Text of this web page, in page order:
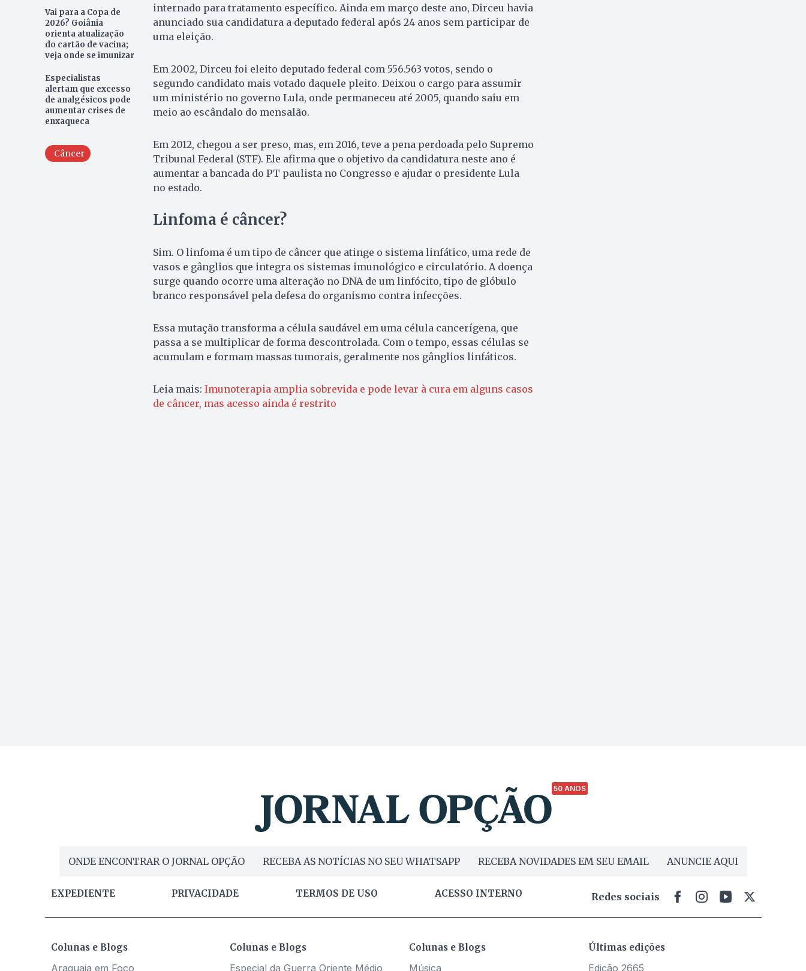
Vai para a Copa de
2026? Goiânia
orienta atualização
do cartão de vacina;
veja onde se imunizar
Especialistas
alertam que excesso
de analgésicos pode
aumentar crises de
enxaqueca
Câncer
internado para tratamento específico. Ainda em março deste ano, Dirceu havia
anunciado sua candidatura a deputado federal após 24 anos sem participar de
uma eleição.
Em 2002, Dirceu foi eleito deputado federal com 556.563 votos, sendo o
segundo candidato mais votado daquele pleito. Deixou o cargo para assumir
um ministério no governo Lula, onde permaneceu até 2005, quando saiu em
meio ao escândalo do mensalão.
Em 2012, chegou a ser preso, mas, em 2016, teve a pena perdoada pelo Supremo
Tribunal Federal (STF). Ele afirma que o objetivo da candidatura neste ano é
aumentar a bancada do PT paulista no Congresso e ajudar o presidente Lula
no estado.
Linfoma é câncer?
Sim. O linfoma é um tipo de câncer que atinge o sistema linfático, uma rede de
vasos e gânglios que integra os sistemas imunológico e circulatório. A doença
surge quando ocorre uma alteração no DNA de um linfócito, tipo de glóbulo
branco responsável pela defesa do organismo contra infecções.
Essa mutação transforma a célula saudável em uma célula cancerígena, que
passa a se multiplicar de forma descontrolada. Com o tempo, essas células se
acumulam e formam massas tumorais, geralmente nos gânglios linfáticos.
Leia mais: Imunoterapia amplia sobrevida e pode levar à cura em alguns casos
de câncer, mas acesso ainda é restrito
50 ANOS
ONDE ENCONTRAR O JORNAL OPÇÃO RECEBA AS NOTÍCIAS NO SEU WHATSAPP RECEBA NOVIDADES EM SEU EMAIL ANUNCIE AQUI
EXPEDIENTE PRIVACIDADE TERMOS DE USO ACESSO INTERNO Redes sociais
Colunas e Blogs
Araguaia em Foco
Colunas e Blogs
Especial da Guerra Oriente Médio
Colunas e Blogs
Música
Últimas edições
Edição 2665